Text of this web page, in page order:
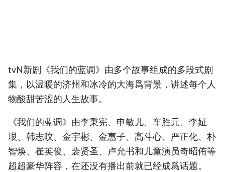
tvN新剧《我们的蓝调》由多个故事组成的多段式剧
集，以温暖的济州和冰冷的大海爲背景，讲述每个人
物酸甜苦涩的人生故事。
《我们的蓝调》由李秉宪、申敏儿、车胜元、李姃
垠、韩志旼、金宇彬、金惠子、高斗心、严正化、朴
智焕、崔英俊、裴贤圣、卢允书和儿童演员奇昭侑等
超超豪华阵容，在还没有播出前就已经成爲话题。